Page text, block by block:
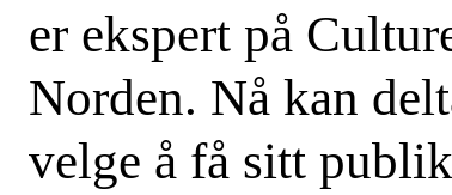
er ekspert på
Norden. Nå kan
velge å få sitt